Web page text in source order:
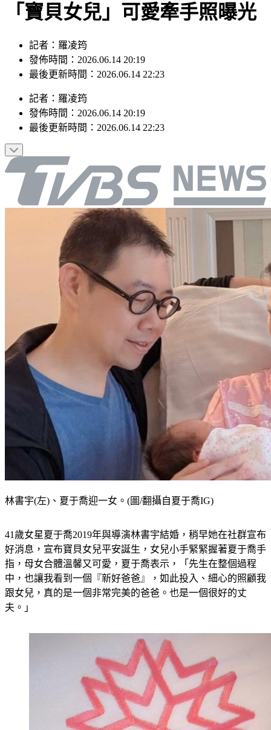
「寶貝女兒」可愛牽手照曝光
記者：羅凌筠
發佈時間：2026.06.14 20:19
最後更新時間：2026.06.14 22:23
記者 ： 羅凌筠
發佈時間： 2026.06.14 20:19
最後更新時間： 2026.06.14 22:23
林書宇(左)、夏于喬迎一女。(圖/翻攝自夏于喬IG)
41歲女星夏于喬2019年與導演林書宇結婚，稍早她在社群宣布
好消息，宣布寶貝女兒平安誕生，女兒小手緊緊握著夏于喬手
指，母女合體溫馨又可愛，夏于喬表示，「先生在整個過程
中，也讓我看到一個『新好爸爸』，如此投入、細心的照顧我
跟女兒，真的是一個非常完美的爸爸。也是一個很好的丈
夫。」